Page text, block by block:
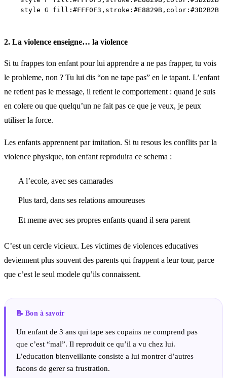
2. La violence enseigne… la violence
Si tu frappes ton enfant pour lui apprendre a ne pas frapper, tu vois
le probleme, non ? Tu lui dis “on ne tape pas” en le tapant. L’enfant
ne retient pas le message, il retient le comportement : quand je suis
en colere ou que quelqu’un ne fait pas ce que je veux, je peux
utiliser la force.
Les enfants apprennent par imitation. Si tu resous les conflits par la
violence physique, ton enfant reproduira ce schema :
A l’ecole, avec ses camarades
Plus tard, dans ses relations amoureuses
Et meme avec ses propres enfants quand il sera parent
C’est un cercle vicieux. Les victimes de violences educatives
deviennent plus souvent des parents qui frappent a leur tour, parce
que c’est le seul modele qu’ils connaissent.
Un enfant de 3 ans qui tape ses copains ne comprend pas
que c’est “mal”. Il reproduit ce qu’il a vu chez lui.
L’education bienveillante consiste a lui montrer d’autres
facons de gerer sa frustration.